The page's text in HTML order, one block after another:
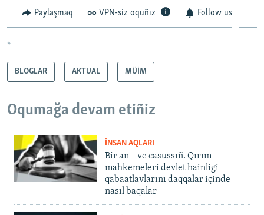
Paylaşmaq VPN-siz oquñız Follow us
*
BLOGLAR AKTUAL MÜİM
Oqumağa devam etiñiz
İNSAN AQLARI
Bir an – ve casussıñ. Qırım
mahkemeleri devlet hainligi
qabaatlavlarını daqqalar içinde
nasıl baqalar